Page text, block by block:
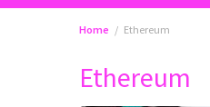
Home Ethereum
Ethereum